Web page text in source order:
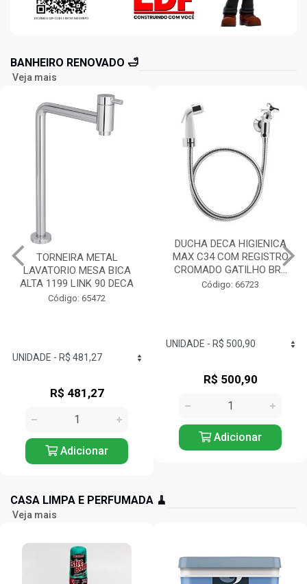
BANHEIRO RENOVADO 🛁
Veja mais
DUCHA DECA HIGIENICA
MAX C34 COM REGISTRO
CROMADO GATILHO BR...
Código: 66723
Adicionar
DUCHA DECA HIGIENICA
LINK COM DERIVAÇÃO
COM REGISTRO
CROMADO...
R$ 442,53
Adicionar
CASA LIMPA E PERFUMADA 🧹
Veja mais